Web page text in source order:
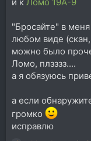
"Бросайте" в
любом виде
можно было
Ломо, плзззз....
а я обязуюсь
а если
громко
исправлю